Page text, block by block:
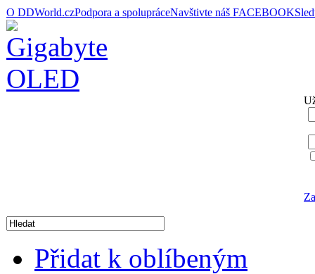
O DDWorld.czPodpora a spolupráceNavštivte náš FACEBOOK
Přidat k oblíbeným